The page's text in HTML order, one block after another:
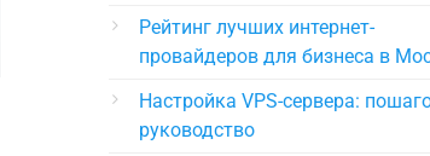
Рейтинг лучших интернет-
провайдеров для бизнеса в
Настройка VPS-сервера:
руководство